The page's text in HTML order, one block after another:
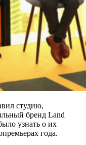
студию,
бренд Land
узнать о их
года.